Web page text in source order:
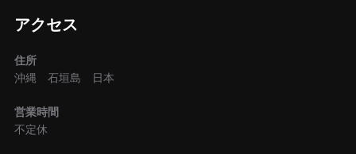
アクセス
住所
沖縄 石垣島 日本
営業時間
不定休